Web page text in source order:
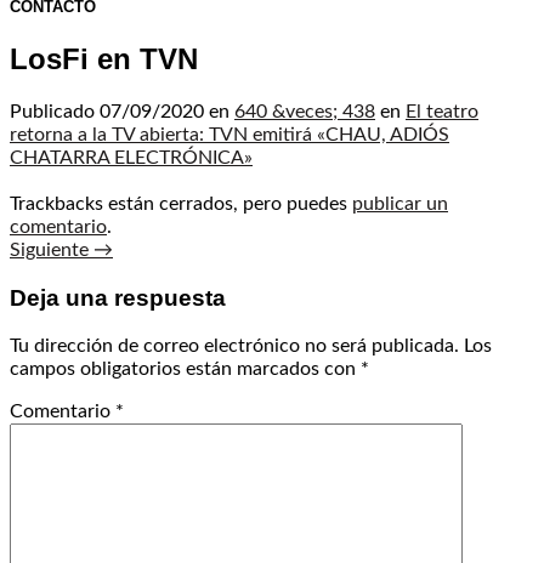
CONTACTO
LosFi en TVN
Publicado 07/09/2020 en 640 &veces; 438 en El teatro
retorna a la TV abierta: TVN emitirá «CHAU, ADIÓS
CHATARRA ELECTRÓNICA»
Trackbacks están cerrados, pero puedes publicar un
comentario.
Siguiente →
Deja una respuesta
Tu dirección de correo electrónico no será publicada. Los
campos obligatorios están marcados con *
Comentario *